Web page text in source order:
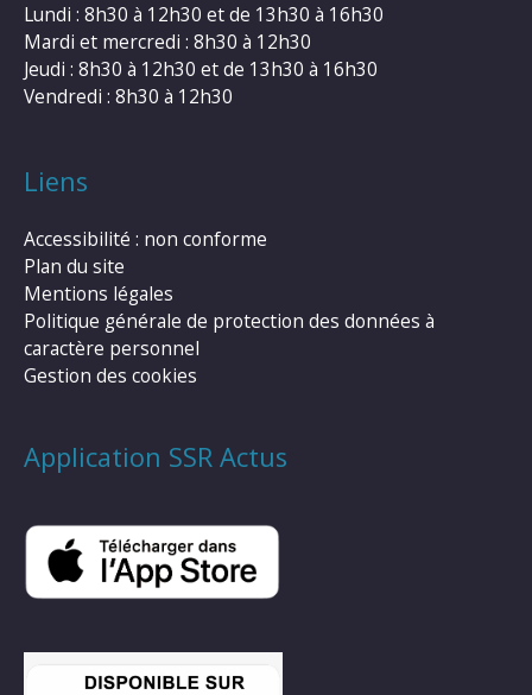
Lundi : 8h30 à 12h30 et de 13h30 à 16h30
Mardi et mercredi : 8h30 à 12h30
Jeudi : 8h30 à 12h30 et de 13h30 à 16h30
Vendredi : 8h30 à 12h30
Liens
Accessibilité : non conforme
Plan du site
Mentions légales
Politique générale de protection des données à
caractère personnel
Gestion des cookies
Application SSR Actus